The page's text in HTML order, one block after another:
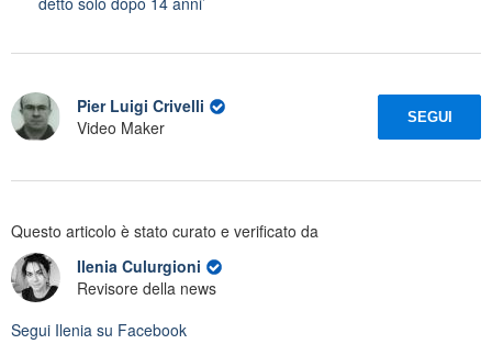
Pier Luigi Crivelli
Video Maker
SEGUI
Questo articolo è stato curato e verificato da
Ilenia Culurgioni
Revisore della news
Segui Ilenia su Facebook